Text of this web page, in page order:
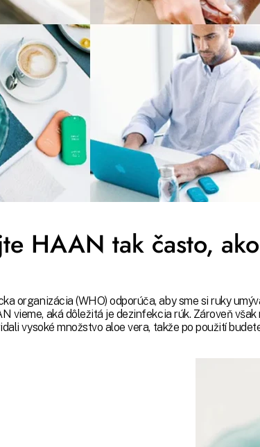
vám
Jeho
alebo
HAAN tak často,
organizácia (WHO) odporúča, aby sme si ruky
vieme, aká dôležitá je dezinfekcia rúk. Zároveň
vysoké množstvo aloe vera, takže po použití